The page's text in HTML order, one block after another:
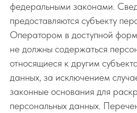
федеральными законами.
предоставляются субъекту
Оператором в доступной
не должны содержаться
относящиеся к другим
данных, за исключением
законные основания для
персональных данных.